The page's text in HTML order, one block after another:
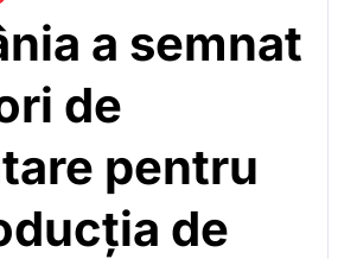
a semnat
de
pentru
de